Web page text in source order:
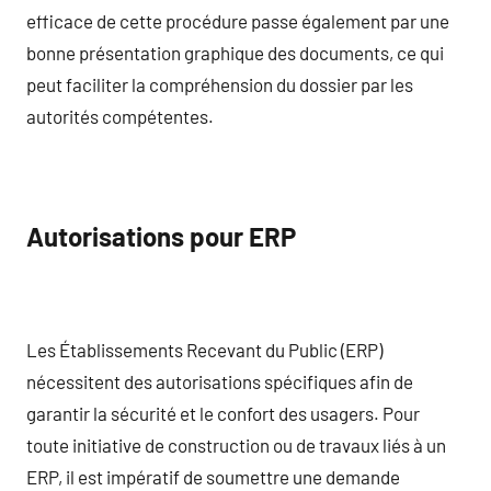
efficace de cette procédure passe également par une
bonne présentation graphique des documents, ce qui
peut faciliter la compréhension du dossier par les
autorités compétentes.
Autorisations pour ERP
Les Établissements Recevant du Public (ERP)
nécessitent des autorisations spécifiques afin de
garantir la sécurité et le confort des usagers. Pour
toute initiative de construction ou de travaux liés à un
ERP, il est impératif de soumettre une demande